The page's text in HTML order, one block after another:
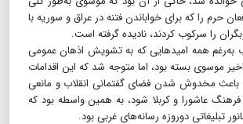
حرم را که برای خواباندن فتنه در عراق و سوریه با
را سرکوب کردند، نادیده گرفته است.
به‌رغم همه امیدهایی که به تشویش اذهان عمومی
اخیر موسوی بسته بود، اما متوجه شد که این اقدامات
باعث مخدوش شدن فضای گفتمانی انقلاب و مانعی
عاشورا و کربلا شود، به همین واسطه بود که
تبلیغاتی دوروزه رسانه‌های غربی بود.